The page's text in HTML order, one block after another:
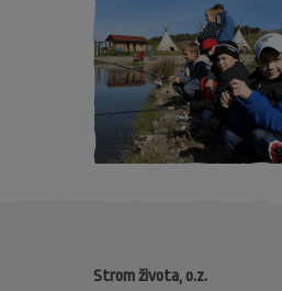
Strom života, o.z.